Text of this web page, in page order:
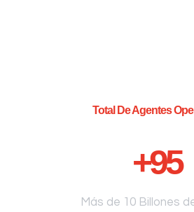
Total De Agentes
+95
Más de 10 Billones